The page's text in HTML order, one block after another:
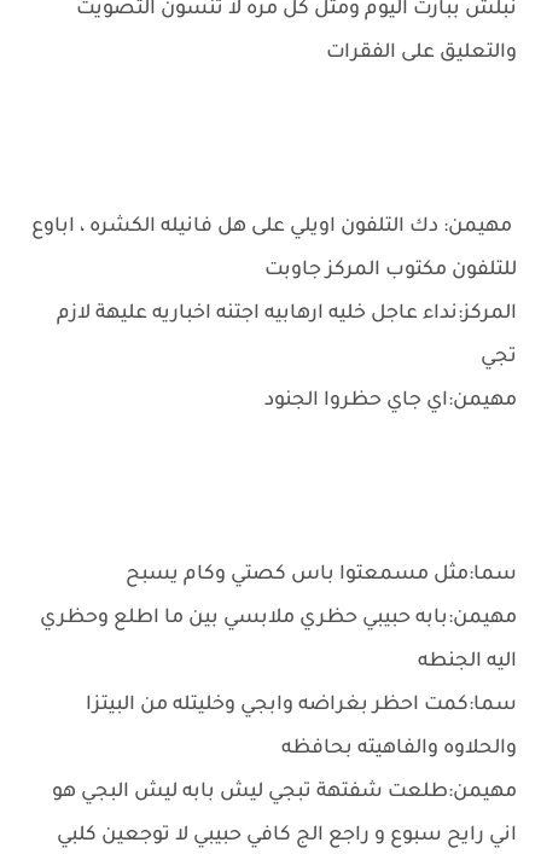
نبلش ببارت اليوم ومثل كل مره لا تنسون التصويت
والتعليق على الفقرات
مهيمن: دك التلفون اويلي على هل فانيله الكشره ، اباوع
للتلفون مكتوب المركز جاوبت
المركز:نداء عاجل خليه ارهابيه اجتنه اخباريه عليهة لازم
تجي
مهيمن:اي جاي حظروا الجنود
سما:مثل مسمعتوا باس كصتي وكام يسبح
مهيمن:بابه حبيبي حظري ملابسي بين ما اطلع وحظري
اليه الجنطه
سما:كمت احظر بغراضه وابجي وخليتله من البيتزا
والحلاوه والفاهيته بحافظه
مهيمن:طلعت شفتهة تبجي ليش بابه ليش البجي هو
اني رايح سبوع و راجع الج كافي حبيبي لا توجعين كلبي